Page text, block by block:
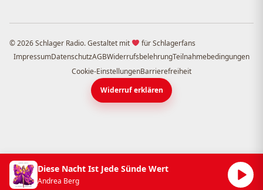
© 2026 Schlager Radio. Gestaltet mit
für Schlagerfans
ImpressumDatenschutzAGBWiderrufsbelehrungTeilnahmebedingungen
Cookie-EinstellungenBarrierefreiheit
Widerruf erklären
Diese Nacht Ist Jede Sünde Wert
Andrea Berg